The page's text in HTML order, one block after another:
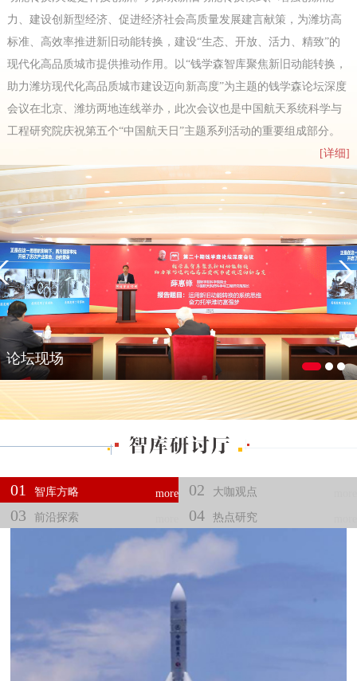
力、建设创新型经济、促进经济社会高质量发展建言献策，为潍坊高
标准、高效率推进新旧动能转换，建设“生态、开放、活力、精致”的
现代化高品质城市提供推动作用。以“钱学森智库聚焦新旧动能转换，
助力潍坊现代化高品质城市建设迈向新高度”为主题的钱学森论坛深度
会议在北京、潍坊两地连线举办，此次会议也是中国航天系统科学与
工程研究院庆祝第五个“中国航天日”主题系列活动的重要组成部分。
[详细]
论坛现场
01 智库方略 more 02 大咖观点
03 前沿探索 04 热点研究